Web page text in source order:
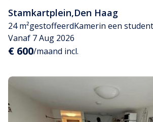
Stamkartplein,Den Haag
24 m²gestoffeerdKamerin een
Vanaf 7 Aug 2026
€ 600/maand incl.